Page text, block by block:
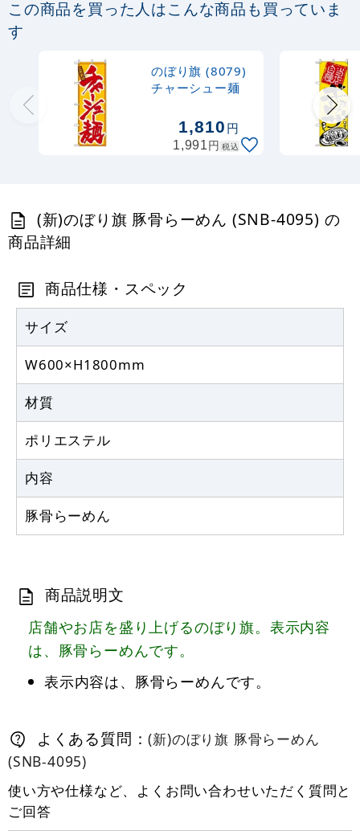
定番のぼり竿 オリジナルのぼりポール
367円
403 円
2,552円 税込
この商品を買った人はこんな商品も買っていま
す
のぼり旗 (8079)
チャーシュー麺
1,810円
1,991円 税込
(新)のぼり旗 豚骨らーめん (SNB-4095) の
商品詳細
商品仕様・スペック
サイズ
W600×H1800mm
材質
ポリエステル
内容
豚骨らーめん
商品説明文
店舗やお店を盛り上げるのぼり旗。表示内容
は、豚骨らーめんです。
表示内容は、豚骨らーめんです。
よくある質問：(新)のぼり旗 豚骨らーめん
(SNB-4095)
使い方や仕様など、よくお問い合わせいただく質問と
ご回答